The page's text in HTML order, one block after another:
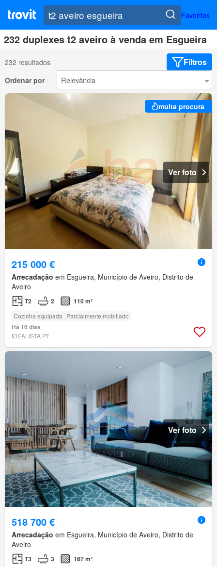
Favoritos
232 duplexes t2 aveiro à venda em Esgueira
232 resultados Filtros
Ordenar por
muita procura
Ver foto
215 000 €
Arrecadação em Esgueira, Município de Aveiro, Distrito de
Aveiro
T2 2 110 m²
Cozinha equipada Parcialmente mobiliado
Há 16 dias
IDEALISTA.PT
Ver foto
518 700 €
Arrecadação em Esgueira, Município de Aveiro, Distrito de
Aveiro
T3 3
167 m²